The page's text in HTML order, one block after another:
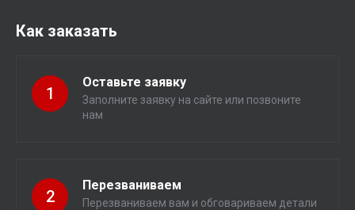
Как заказать
1
Оставьте заявку
Заполните заявку на сайте или позвоните
нам
2
Перезваниваем
Перезваниваем вам и обговариваем детали